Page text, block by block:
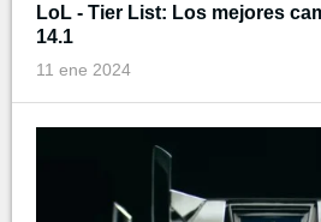
LoL - Tier List: Los mejores
14.1
11 ene 2024